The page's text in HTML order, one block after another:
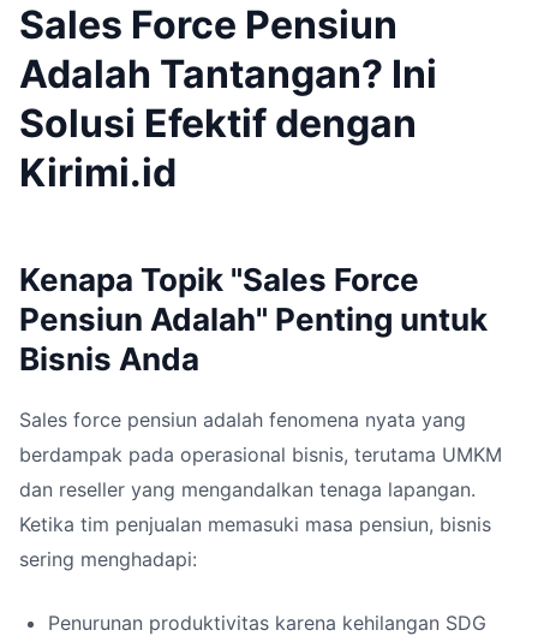
Sales Force Pensiun
Adalah Tantangan? Ini
Solusi Efektif dengan
Kirimi.id
Kenapa Topik "Sales Force
Pensiun Adalah" Penting untuk
Bisnis Anda
Sales force pensiun adalah fenomena nyata yang
berdampak pada operasional bisnis, terutama UMKM
dan reseller yang mengandalkan tenaga lapangan.
Ketika tim penjualan memasuki masa pensiun, bisnis
sering menghadapi:
Penurunan produktivitas karena kehilangan SDG